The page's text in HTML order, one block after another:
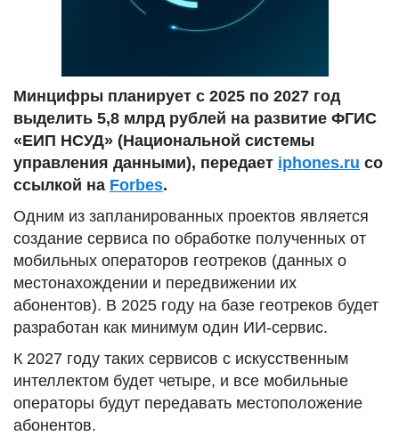
Минцифры планирует с 2025 по 2027 год
выделить 5,8 млрд рублей на развитие ФГИС
«ЕИП НСУД» (Национальной системы
управления данными), передает iphones.ru со
ссылкой на Forbes.
Одним из запланированных проектов является
создание сервиса по обработке полученных от
мобильных операторов геотреков (данных о
местонахождении и передвижении их
абонентов). В 2025 году на базе геотреков будет
разработан как минимум один ИИ-сервис.
К 2027 году таких сервисов с искусственным
интеллектом будет четыре, и все мобильные
операторы будут передавать местоположение
абонентов.